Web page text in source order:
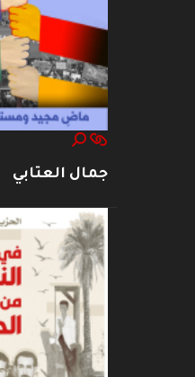
جمال العتابي